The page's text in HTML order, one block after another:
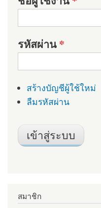
รหัสผ่าน*
สร้างบัญชีผู้ใช้ใหม่
ลืมรหัสผ่าน
สมาชิก